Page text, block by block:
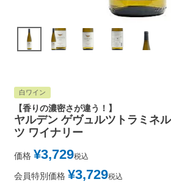
白ワイン
【香りの濃密さが違う！】
ヤルデン ゲヴュルツトラミネ
ツ ワイナリー
価格 ¥3,729税込
会員特別価格 ¥3,729税込